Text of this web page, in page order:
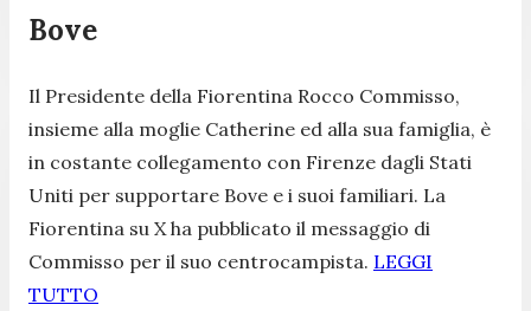
Bove
Il Presidente della Fiorentina Rocco Commisso,
insieme alla moglie Catherine ed alla sua famiglia, è
in costante collegamento con Firenze dagli Stati
Uniti per supportare Bove e i suoi familiari. La
Fiorentina su X ha pubblicato il messaggio di
Commisso per il suo centrocampista. LEGGI
TUTTO